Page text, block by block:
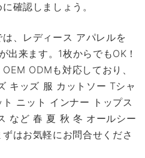
確認しましょう。
、レディース アパレルを
来ます。1枚からでもOK！
ODMも対応しており、
キッズ 服 カットソー Tシャ
ニット インナー トップス
など 春 夏 秋 冬 オールシー
はお気軽にお問合せくださ